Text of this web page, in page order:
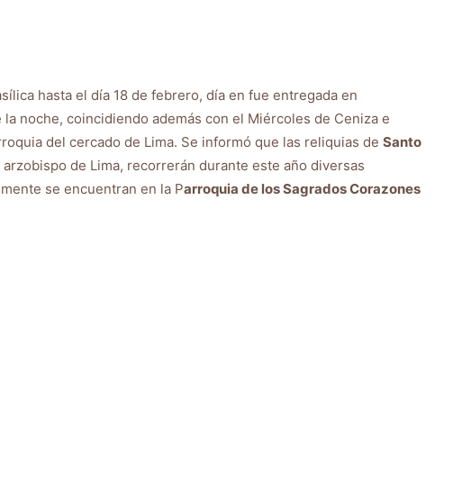
hasta el día 18 de febrero, día en fue entregada en
noche, coincidiendo además con el Miércoles de Ceniza e
del cercado de Lima. Se informó que las reliquias de Santo
arzobispo de Lima, recorrerán durante este año diversas
se encuentran en la Parroquia de los Sagrados Corazones